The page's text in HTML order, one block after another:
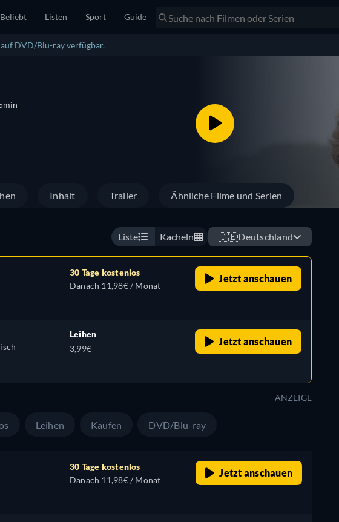
Beliebt Listen Sport Guide
DVD/Blu-ray verfügbar.
Inhalt Trailer Ähnliche Filme und Serien
Liste Kacheln 🇩🇪Deutschland
30 Tage kostenlos
Danach 11,98€ / Monat
Jetzt anschauen
Leihen
3,99€
Jetzt anschauen
ANZEIGE
Leihen Kaufen DVD/Blu-ray
30 Tage kostenlos
Danach 11,98€ / Monat
Jetzt anschauen